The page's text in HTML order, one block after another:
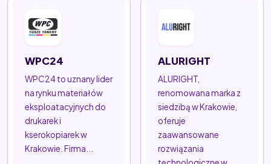
WPC24
WPC24 to uznany lider
na rynku materiałów
eksploatacyjnych do
drukarek i
kserokopiarek w
Krakowie. Firma...
ALURIGHT
ALURIGHT,
renomowana marka z
siedzibą w Krakowie,
oferuje
zaawansowane
rozwiązania